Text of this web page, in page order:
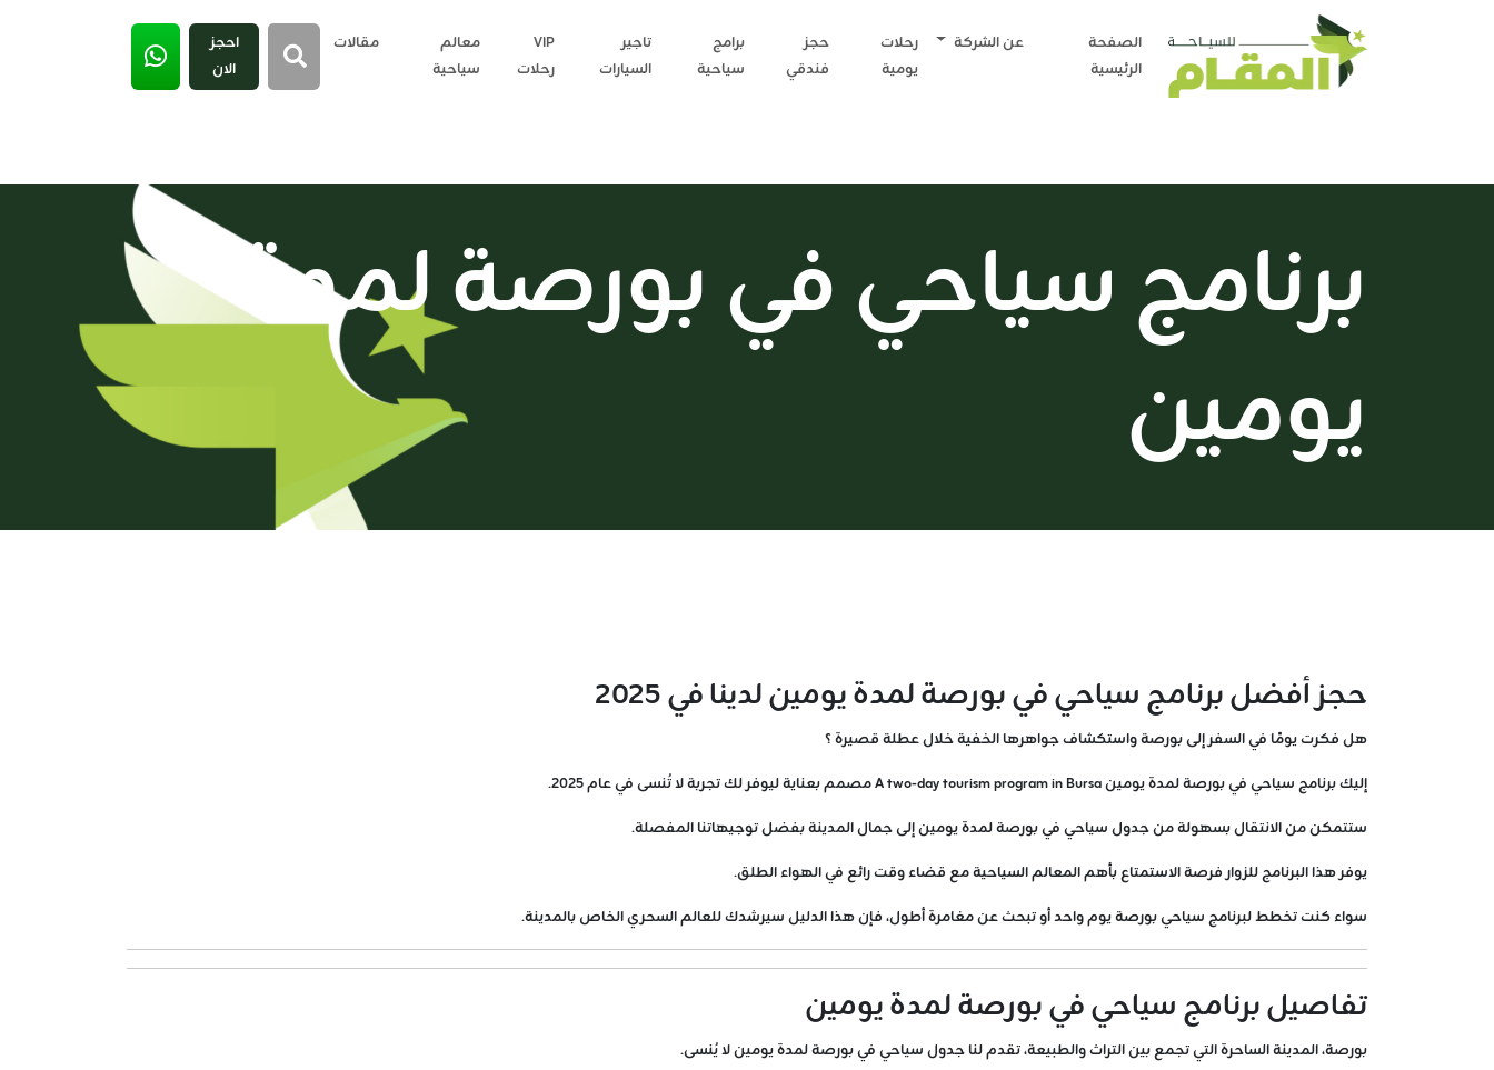
الصفحة
الرئيسية
عن الشركة
رحلات
يومية
حجز
فندقي
برامج
سياحية
تاجير
السيارات
VIP
رحلات
معالم
سياحية
مقالات
احجز
الان
برنامج سياحي في بورصة لمدة
يومين
حجز أفضل برنامج سياحي في بورصة لمدة يومين لدينا في 2025
هل فكرت يومًا في السفر إلى بورصة واستكشاف جواهرها الخفية خلال عطلة قصيرة ؟
إليك برنامج سياحي في بورصة لمدة يومين A two-day tourism program in Bursa مصمم بعناية ليوفر لك تجربة لا تُنسى في عام 2025.
ستتمكن من الانتقال بسهولة من جدول سياحي في بورصة لمدة يومين إلى جمال المدينة بفضل توجيهاتنا المفصلة.
يوفر هذا البرنامج للزوار فرصة الاستمتاع بأهم المعالم السياحية مع قضاء وقت رائع في الهواء الطلق.
سواء كنت تخطط لبرنامج سياحي بورصة يوم واحد أو تبحث عن مغامرة أطول، فإن هذا الدليل سيرشدك للعالم السحري الخاص بالمدينة.
تفاصيل برنامج سياحي في بورصة لمدة يومين
بورصة، المدينة الساحرة التي تجمع بين التراث والطبيعة، تقدم لنا جدول سياحي في بورصة لمدة يومين لا يُنسى.